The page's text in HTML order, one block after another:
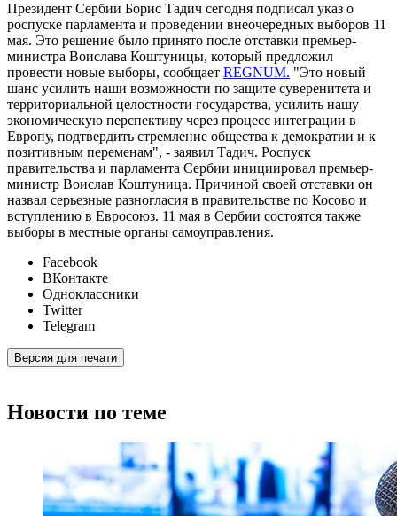
Президент Сербии Борис Тадич сегодня подписал указ о
роспуске парламента и проведении внеочередных выборов 11
мая. Это решение было принято после отставки премьер-
министра Воислава Коштуницы, который предложил
провести новые выборы, сообщает REGNUM. "Это новый
шанс усилить наши возможности по защите суверенитета и
территориальной целостности государства, усилить нашу
экономическую перспективу через процесс интеграции в
Европу, подтвердить стремление общества к демократии и к
позитивным переменам", - заявил Тадич. Роспуск
правительства и парламента Сербии инициировал премьер-
министр Воислав Коштуница. Причиной своей отставки он
назвал серьезные разногласия в правительстве по Косово и
вступлению в Евросоюз. 11 мая в Сербии состоятся также
выборы в местные органы самоуправления.
Facebook
ВКонтакте
Одноклассники
Twitter
Telegram
Версия для печати
Новости по теме